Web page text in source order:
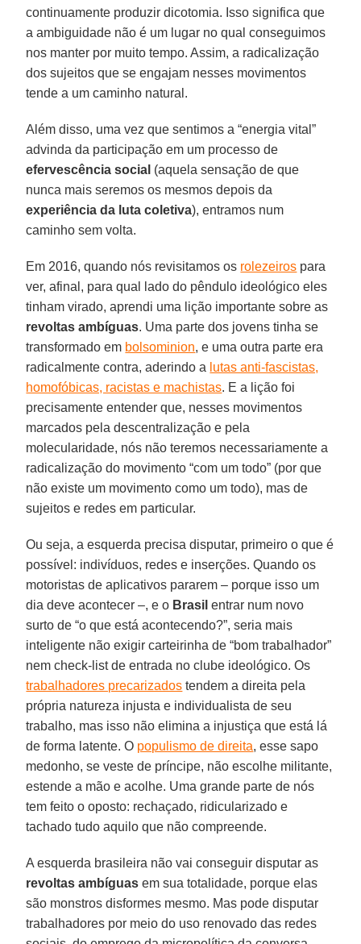
continuamente produzir dicotomia. Isso significa que
a ambiguidade não é um lugar no qual conseguimos
nos manter por muito tempo. Assim, a radicalização
dos sujeitos que se engajam nesses movimentos
tende a um caminho natural.
Além disso, uma vez que sentimos a “energia vital”
advinda da participação em um processo de
efervescência social (aquela sensação de que
nunca mais seremos os mesmos depois da
experiência da luta coletiva), entramos num
caminho sem volta.
Em 2016, quando nós revisitamos os rolezeiros para
ver, afinal, para qual lado do pêndulo ideológico eles
tinham virado, aprendi uma lição importante sobre as
revoltas ambíguas. Uma parte dos jovens tinha se
transformado em bolsominion, e uma outra parte era
radicalmente contra, aderindo a lutas anti-fascistas,
homofóbicas, racistas e machistas. E a lição foi
precisamente entender que, nesses movimentos
marcados pela descentralização e pela
molecularidade, nós não teremos necessariamente a
radicalização do movimento “com um todo” (por que
não existe um movimento como um todo), mas de
sujeitos e redes em particular.
Ou seja, a esquerda precisa disputar, primeiro o que é
possível: indivíduos, redes e inserções. Quando os
motoristas de aplicativos pararem – porque isso um
dia deve acontecer –, e o Brasil entrar num novo
surto de “o que está acontecendo?”, seria mais
inteligente não exigir carteirinha de “bom trabalhador”
nem check-list de entrada no clube ideológico. Os
trabalhadores precarizados tendem a direita pela
própria natureza injusta e individualista de seu
trabalho, mas isso não elimina a injustiça que está lá
de forma latente. O populismo de direita, esse sapo
medonho, se veste de príncipe, não escolhe militante,
estende a mão e acolhe. Uma grande parte de nós
tem feito o oposto: rechaçado, ridicularizado e
tachado tudo aquilo que não compreende.
A esquerda brasileira não vai conseguir disputar as
revoltas ambíguas em sua totalidade, porque elas
são monstros disformes mesmo. Mas pode disputar
trabalhadores por meio do uso renovado das redes